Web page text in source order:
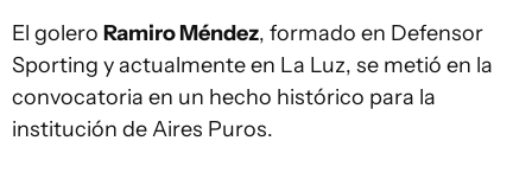
El golero Ramiro Méndez, formado en Defensor
Sporting y actualmente en La Luz, se metió en la
convocatoria en un hecho histórico para la
institución de Aires Puros.